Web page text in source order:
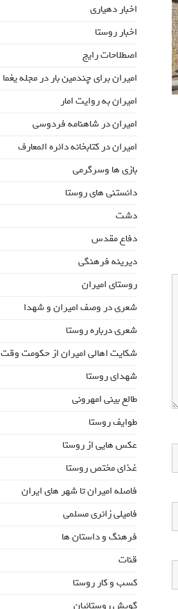
اخبار دهیاری
اخبار روستا
اصطلاحات رایج
امیران برای چندمین بار در مجله یغما
امیران به روایت امار
امیران در شاهنامه فردوسی
امیران در کتابخانه دائره المعارف
بازی ها وسرگرمی
دانستنی های روستا
دشت
دفاع مقدس
دیرینه فرهنگی
روستای امیران
شعری در وصف امیران و شهدا
شعری درباره روستا
شکایت اهالی امیران از حکومت وقت
شهدای روستا
طالع بینی امهرونی
طوایف روستا
عکس هایی از روستا
غذای مختص روستا
فاصله امیران تا شهر های ایران
فامیلی زائری مسلمی
فرهنگ و داستان ها
قنات
کسب و کار روستا
گویش روستائیان